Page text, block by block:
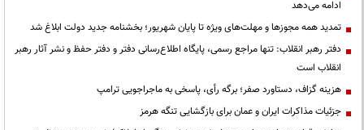
ادامه می‌دهد
تمدید همه مجوزها و مهلت‌های ویژه تا پایان شهریور؛ بخشنامه جدید دولت ابلاغ شد
دفتر رهبر انقلاب: تنها مراجع رسمی، پایگاه اطلاع‌رسانی دفتر و دفتر حفظ و نشر آثار رهبر
انقلاب است
هزینه گزاف، دستاورد صفر؛ برگه رأی، پاسخی به ماجراجویی ترامپ
جزئیات مذاکرات ایران و عمان برای بازگشایی تنگه هرمز